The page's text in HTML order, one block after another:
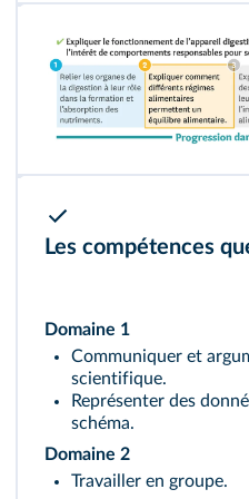
Les compétences
Domaine 1
Communiquer et
scientifique.
Représenter des
schéma.
Domaine 2
Travailler en groupe.